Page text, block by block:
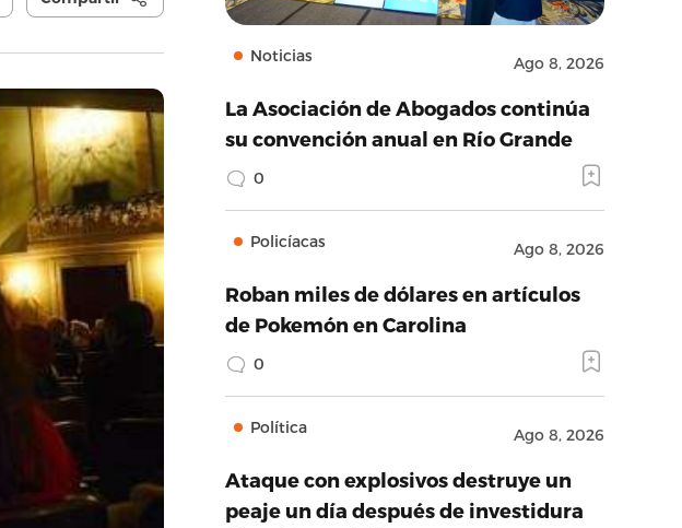
Noticias Ago 8, 2026
La Asociación de Abogados continúa
su convención anual en Río Grande
0
Policíacas Ago 8, 2026
Roban miles de dólares en artículos
de Pokemón en Carolina
0
Política Ago 8, 2026
Ataque con explosivos destruye un
peaje un día después de investidura